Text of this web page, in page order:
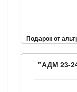
Подарок от
"АДМ 23-